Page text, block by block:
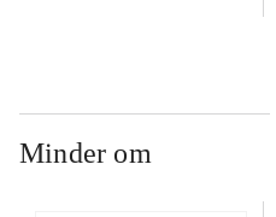
Minder om